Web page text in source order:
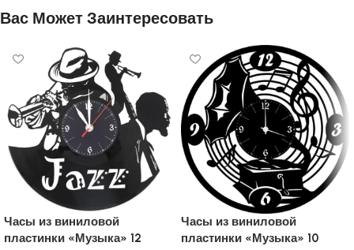
Вас Может Заинтересовать
Часы из виниловой
пластинки «Музыка» 12
Часы из виниловой
пластинки «Музыка» 10